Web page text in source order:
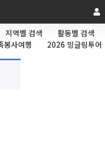
지역별 검색 활동별 검색
봉사여행
2026 밍글링투어